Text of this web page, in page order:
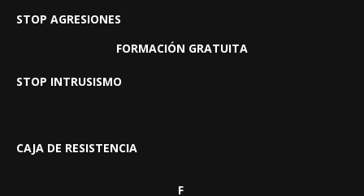
STOP AGRESIONES
FORMACIÓN GRATUITA
STOP INTRUSISMO
CAJA DE RESISTENCIA
F